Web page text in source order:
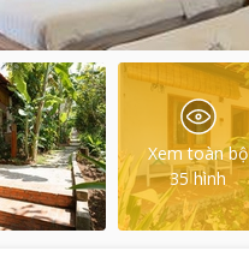
Xem toàn bộ
35 hình